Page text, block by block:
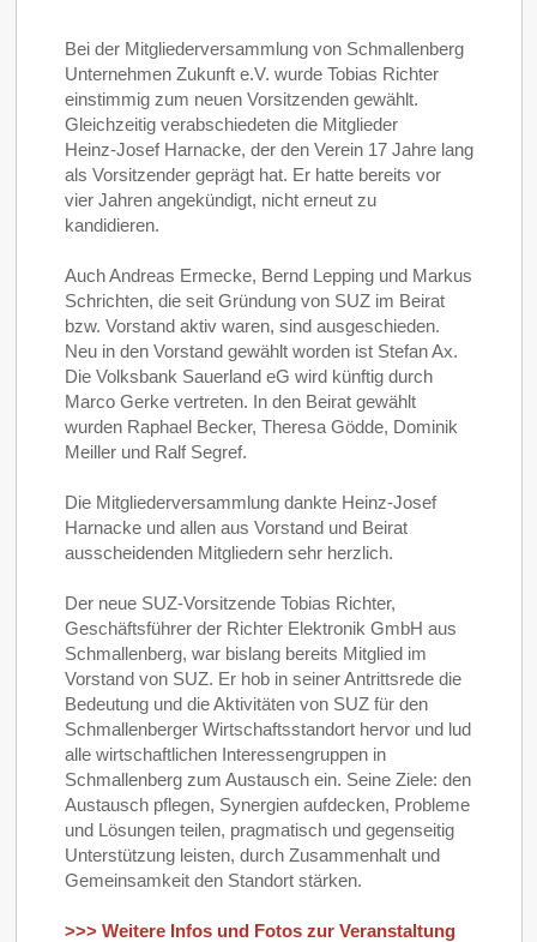
Bei der Mitgliederversammlung von Schmallenberg
Unternehmen Zukunft e.V. wurde Tobias Richter
einstimmig zum neuen Vorsitzenden gewählt.
Gleichzeitig verabschiedeten die Mitglieder
Heinz‑Josef Harnacke, der den Verein 17 Jahre lang
als Vorsitzender geprägt hat. Er hatte bereits vor
vier Jahren angekündigt, nicht erneut zu
kandidieren.
Auch Andreas Ermecke, Bernd Lepping und Markus
Schrichten, die seit Gründung von SUZ im Beirat
bzw. Vorstand aktiv waren, sind ausgeschieden.
Neu in den Vorstand gewählt worden ist Stefan Ax.
Die Volksbank Sauerland eG wird künftig durch
Marco Gerke vertreten. In den Beirat gewählt
wurden Raphael Becker, Theresa Gödde, Dominik
Meiller und Ralf Segref.
Die Mitgliederversammlung dankte Heinz-Josef
Harnacke und allen aus Vorstand und Beirat
ausscheidenden Mitgliedern sehr herzlich.
Der neue SUZ-Vorsitzende Tobias Richter,
Geschäftsführer der Richter Elektronik GmbH aus
Schmallenberg, war bislang bereits Mitglied im
Vorstand von SUZ. Er hob in seiner Antrittsrede die
Bedeutung und die Aktivitäten von SUZ für den
Schmallenberger Wirtschaftsstandort hervor und lud
alle wirtschaftlichen Interessengruppen in
Schmallenberg zum Austausch ein. Seine Ziele: den
Austausch pflegen, Synergien aufdecken, Probleme
und Lösungen teilen, pragmatisch und gegenseitig
Unterstützung leisten, durch Zusammenhalt und
Gemeinsamkeit den Standort stärken.
>>> Weitere Infos und Fotos zur Veranstaltung